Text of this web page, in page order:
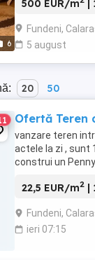
6
500 EUR/m |
Fundeni,
5 august
20 50
Ofertă Teren
vanzare teren
actele la zi , sunt
construi un
22,5 EUR/m2
Fundeni,
ieri 07:15